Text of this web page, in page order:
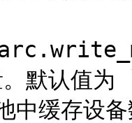
。默认值
中缓存设